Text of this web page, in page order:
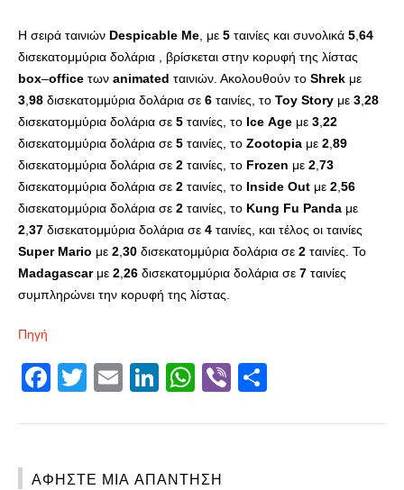
Η σειρά ταινιών Despicable Me , με 5 ταινίες και συνολικά 5 64
δισεκατομμύρια δολάρια , βρίσκεται στην κορυφή της λίστας
box–office των animated ταινιών. Ακολουθούν το Shrek με
3 98 δισεκατομμύρια δολάρια σε 6 ταινίες, το Toy Story με 3 28
δισεκατομμύρια δολάρια σε 5 ταινίες, το Ice Age με 3 22
δισεκατομμύρια δολάρια σε 5 ταινίες, το Zootopia με 2 89
δισεκατομμύρια δολάρια σε 2 ταινίες, το Frozen με 2 73
δισεκατομμύρια δολάρια σε 2 ταινίες, το Inside Out με 2 56
δισεκατομμύρια δολάρια σε 2 ταινίες, το Kung Fu Panda με
2 37 δισεκατομμύρια δολάρια σε 4 ταινίες, και τέλος οι ταινίες
Super Mario με 2 30 δισεκατομμύρια δολάρια σε 2 ταινίες. Το
Madagascarμε 2 26 δισεκατομμύρια δολάρια σε 7 ταινίες
συμπληρώνει την κορυφή της λίστας.
Πηγή
Facebook
Twitter
EmailLinkedIn
WhatsApp
Viber
ΑΦΉΣΤΕ ΜΙΑ ΑΠΆΝΤΗΣΗ